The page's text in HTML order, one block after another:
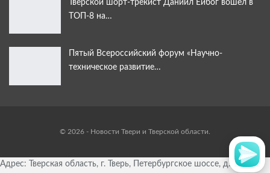
Тверской шорт-трекист Даниил Ейбог вошел в
ТОП-8 на…
Пятый Всероссийский форум «Научно-
техническое развитие…
© 2026 - Новости Твери и Тверской области.
Адрес: Тверская область, г. Тверь, Петербургское шоссе, д. 33